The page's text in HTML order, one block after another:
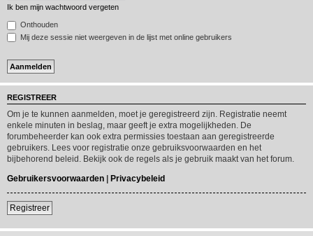
Ik ben mijn wachtwoord vergeten
Onthouden
Mij deze sessie niet weergeven in de lijst met online gebruikers
REGISTREER
Om je te kunnen aanmelden, moet je geregistreerd zijn. Registratie neemt
enkele minuten in beslag, maar geeft je extra mogelijkheden. De
forumbeheerder kan ook extra permissies toestaan aan geregistreerde
gebruikers. Lees voor registratie onze gebruiksvoorwaarden en het
bijbehorend beleid. Bekijk ook de regels als je gebruik maakt van het forum.
Gebruikersvoorwaarden | Privacybeleid
Registreer